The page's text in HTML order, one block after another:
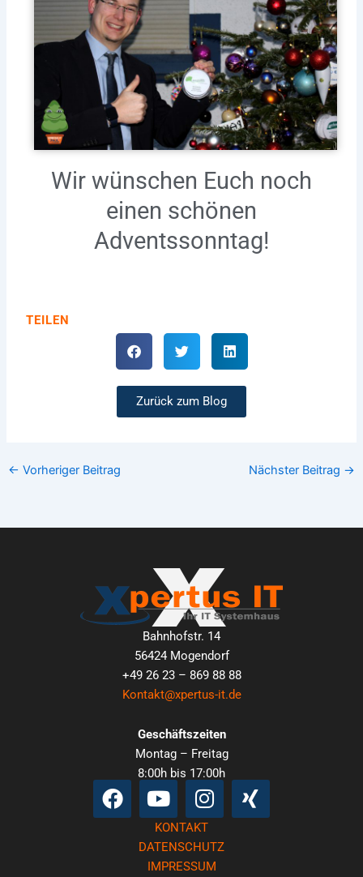
Wir wünschen Euch noch
einen schönen
Adventssonntag!
TEILEN
Zurück zum Blog
← Vorheriger Beitrag Nächster Beitrag →
Bahnhofstr. 14
56424 Mogendorf
+49 26 23 – 869 88 88
Kontakt@xpertus-it.de
Geschäftszeiten
Montag – Freitag
8:00h bis 17:00h
Facebook
YoutubeInstagram
Xing
KONTAKT
DATENSCHUTZ
IMPRESSUM